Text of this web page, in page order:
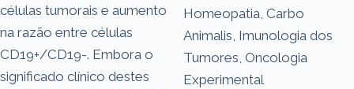
células tumorais e aumento
na razão entre células
CD19+/CD19-. Embora o
significado clínico destes
Homeopatia, Carbo
Animalis, Imunologia dos
Tumores, Oncologia
Experimental